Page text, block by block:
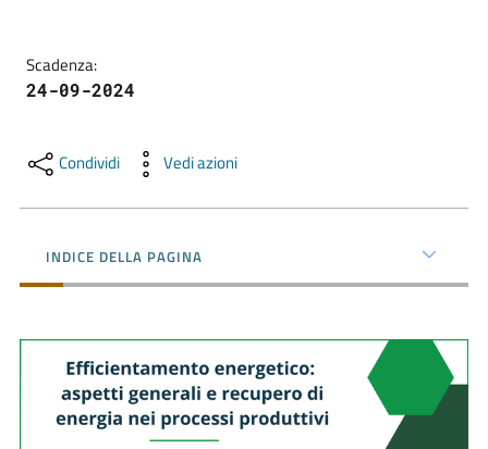
l'Impresa
e
Consumatore
digitale
Prenotazioni
Scadenza:
24-09-2024
Condividi Vedi azioni
INDICE DELLA PAGINA